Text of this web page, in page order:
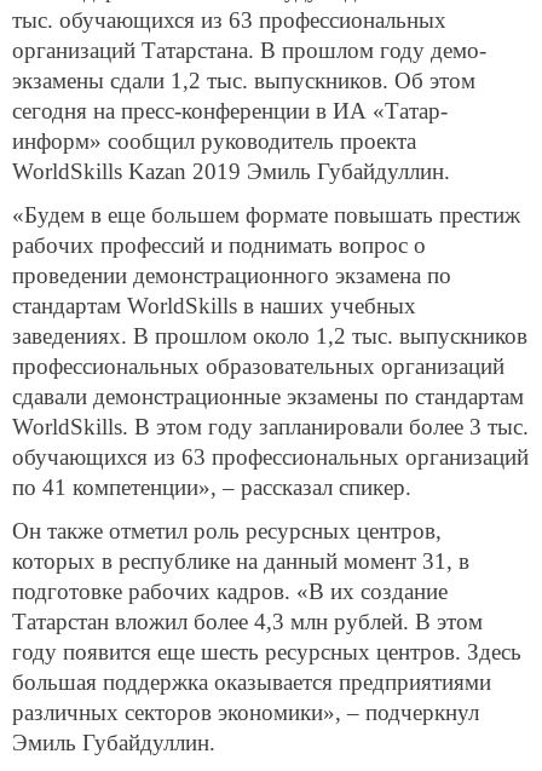
тыс. обучающихся из 63 профессиональных
организаций Татарстана. В прошлом году демо-
экзамены сдали 1,2 тыс. выпускников. Об этом
сегодня на пресс-конференции в ИА «Татар-
информ» сообщил руководитель проекта
WorldSkills Kazan 2019 Эмиль Губайдуллин.
«Будем в еще большем формате повышать престиж
рабочих профессий и поднимать вопрос о
проведении демонстрационного экзамена по
стандартам WorldSkills в наших учебных
заведениях. В прошлом около 1,2 тыс. выпускников
профессиональных образовательных организаций
сдавали демонстрационные экзамены по стандартам
WorldSkills. В этом году запланировали более 3 тыс.
обучающихся из 63 профессиональных организаций
по 41 компетенции», – рассказал спикер.
Он также отметил роль ресурсных центров,
которых в республике на данный момент 31, в
подготовке рабочих кадров. «В их создание
Татарстан вложил более 4,3 млн рублей. В этом
году появится еще шесть ресурсных центров. Здесь
большая поддержка оказывается предприятиями
различных секторов экономики», – подчеркнул
Эмиль Губайдуллин.